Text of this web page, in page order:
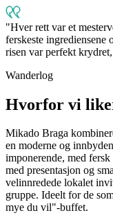
Hver rett var et
ferskeste
risen var perfekt
Wanderlog
Hvorfor vi
Mikado Braga
en moderne og
imponerende, med
med presentasjon og
velinnredede lokalet
gruppe. Ideelt for de
mye du vil"-buffet.